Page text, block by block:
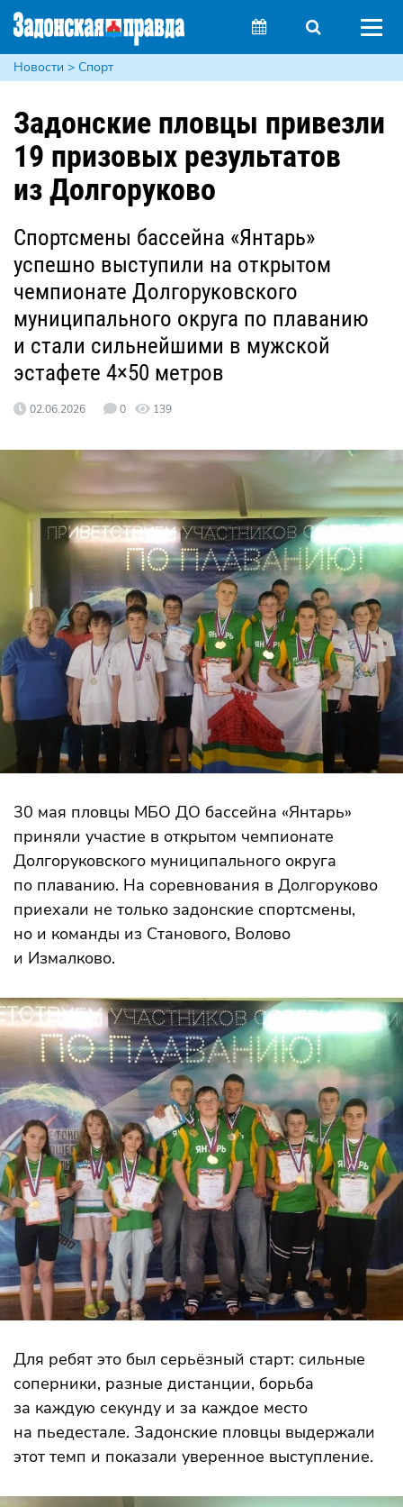
Новости > Спорт
Задонские пловцы привезли
19 призовых результатов
из Долгоруково
Спортсмены бассейна «Янтарь»
успешно выступили на открытом
чемпионате Долгоруковского
муниципального округа по плаванию
и стали сильнейшими в мужской
эстафете 4×50 метров
02.06.2026 0 139
30 мая пловцы МБО ДО бассейна «Янтарь»
приняли участие в открытом чемпионате
Долгоруковского муниципального округа
по плаванию. На соревнования в Долгоруково
приехали не только задонские спортсмены,
но и команды из Станового, Волово
и Измалково.
Для ребят это был серьёзный старт: сильные
соперники, разные дистанции, борьба
за каждую секунду и за каждое место
на пьедестале. Задонские пловцы выдержали
этот темп и показали уверенное выступление.